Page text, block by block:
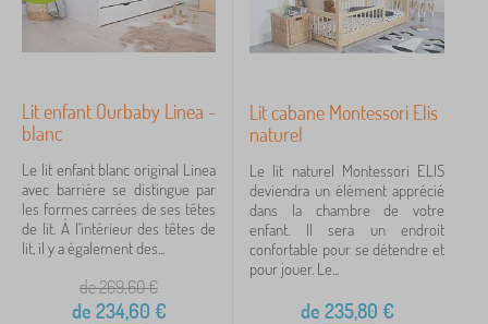
Lit enfant Ourbaby Linea -
blanc
Le lit enfant blanc original Linea
avec barrière se distingue par
les formes carrées de ses têtes
de lit. À l'intérieur des têtes de
lit, il y a également des...
de 269,60€
de 234,60 €
Lit cabane Montessori Elis
naturel
Le lit naturel Montessori ELIS
deviendra un élément apprécié
dans la chambre de votre
enfant. Il sera un endroit
confortable pour se détendre et
pour jouer. Le...
de 235,80 €